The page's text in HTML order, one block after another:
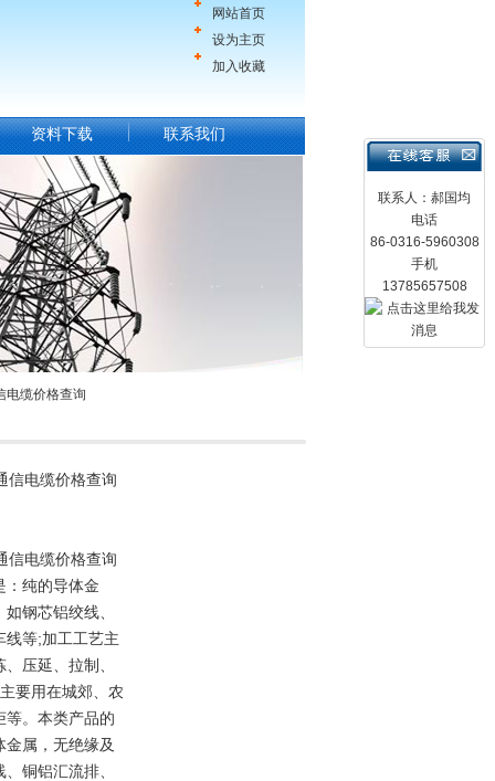
网站首页
设为主页
加入收藏
联系人：郝国均
电话
86-0316-5960308
手机
13785657508
资料下载 联系我们
电缆价格查询
信电缆价格查询
信电缆价格查询
：纯的导体金
钢芯铝绞线、
线等;加工工艺主
压延、拉制、
要用在城郊、农
等。本类产品的
金属，无绝缘及
铜铝汇流排、